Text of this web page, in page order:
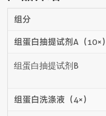
组分
组蛋白抽提试剂A（10×）
组蛋白抽提试剂B
组蛋白洗涤液（4×）